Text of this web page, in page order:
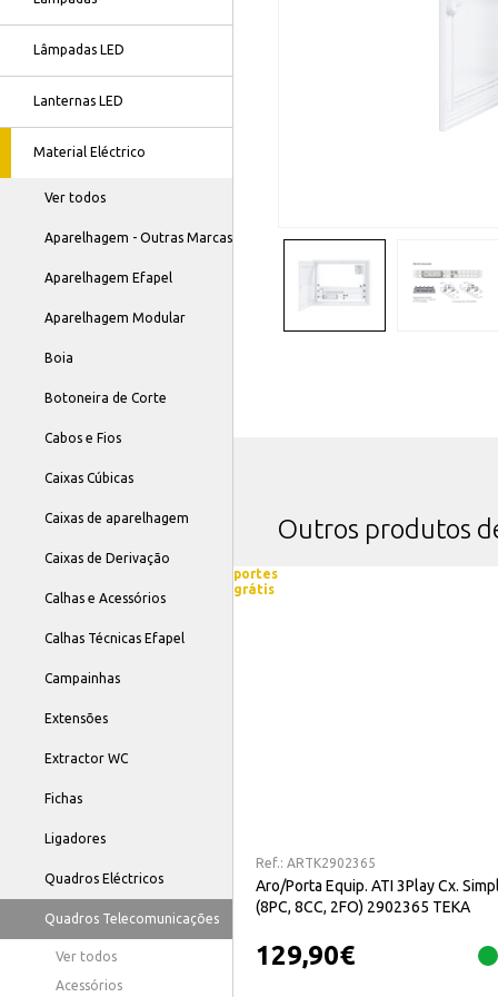
Lâmpadas LED
Lanternas LED
Material Eléctrico
Ver todos
Aparelhagem - Outras Marcas
Aparelhagem Efapel
Aparelhagem Modular
Boia
Botoneira de Corte
Cabos e Fios
Caixas Cúbicas
Caixas de aparelhagem
Caixas de Derivação
Calhas e Acessórios
Calhas Técnicas Efapel
Campainhas
Extensões
Extractor WC
Fichas
Ligadores
Quadros Eléctricos
Quadros Telecomunicações
Ver todos
Acessórios
Outros produtos
portes
grátis
Ref.: ARTK2902365
Aro/Porta Equip. ATI 3Play Cx.
(8PC, 8CC, 2FO) 2902365 TEKA
129,90€